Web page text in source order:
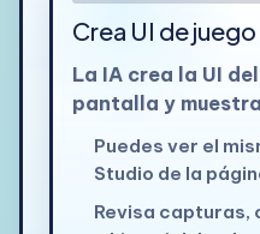
Crea UI de
La IA crea la UI
pantalla y
Puedes ver el
Studio de la
Revisa